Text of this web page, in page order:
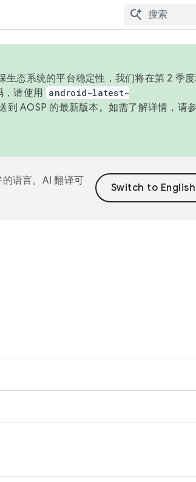
态系统的平台稳定性，我们将在第 2 季
，请使用 android-latest-
到 AOSP 的最新版本。如需了解详情，请
语言。AI 翻译可